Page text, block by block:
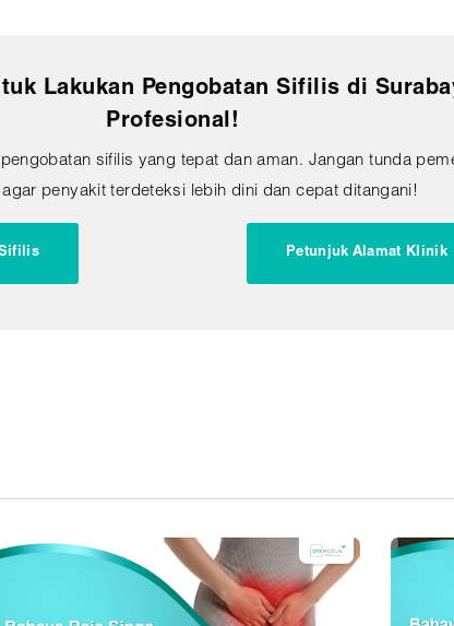
Lakukan Pengobatan Sifilis di
Profesional!
sifilis yang tepat dan aman. Jangan tunda
penyakit terdeteksi lebih dini dan cepat ditangani!
Petunjuk Alamat Klinik